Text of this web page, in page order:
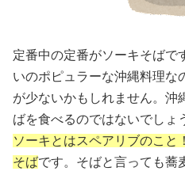
定番中の定番がソーキそばで
いのポピュラーな沖縄料理な
が少ないかもしれません。沖
ばを食べるのではないでしょ
ソーキとはスペアリブのこと
そばです。そばと言っても蕎